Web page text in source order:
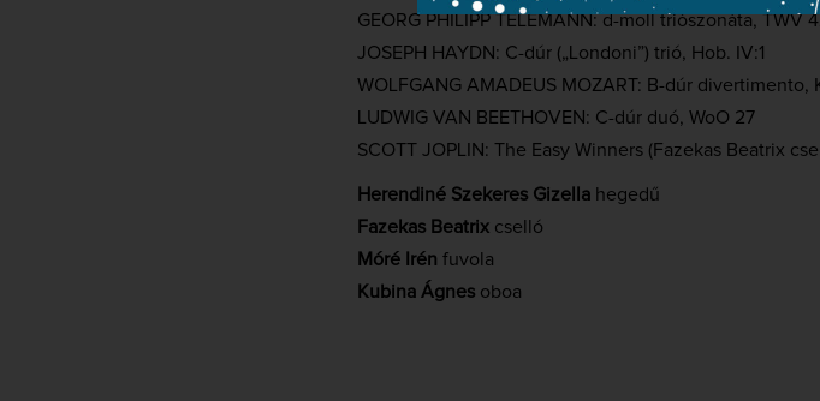
GEORG PHILIPP TELEMANN: d-moll triószonáta, TWV
JOSEPH HAYDN: C-dúr („Londoni”) trió, Hob. IV:1
WOLFGANG AMADEUS MOZART: B-dúr divertimento,
LUDWIG VAN BEETHOVEN: C-dúr duó, WoO 27
SCOTT JOPLIN: The Easy Winners (Fazekas Beatrix
Herendiné Szekeres Gizella hegedű
Fazekas Beatrix cselló
Móré Irén fuvola
Kubina Ágnes oboa